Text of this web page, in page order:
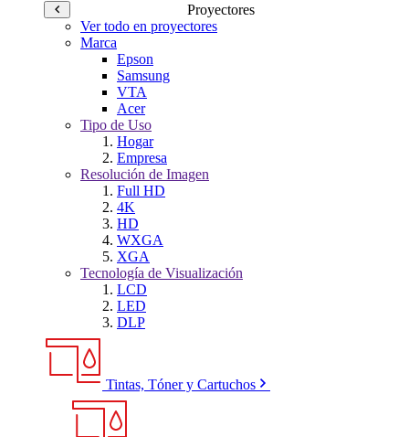
Proyectores
Ver todo en proyectores
Marca
Epson
Samsung
VTA
Acer
Tipo de Uso
Hogar
Empresa
Resolución de Imagen
Full HD
4K
HD
WXGA
XGA
Tecnología de Visualización
LCD
LED
DLP
Tintas, Tóner y Cartuchos